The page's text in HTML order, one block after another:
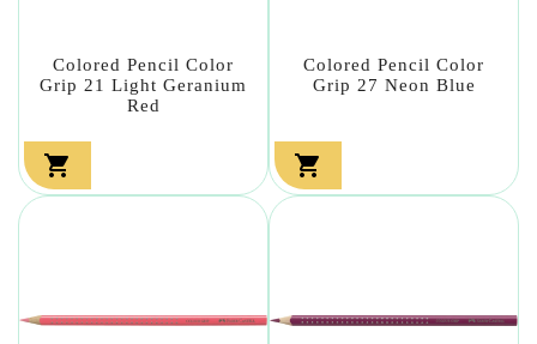
Colored Pencil Color
Grip 21 Light Geranium
Red

Colored Pencil Color
Grip 27 Neon Blue
